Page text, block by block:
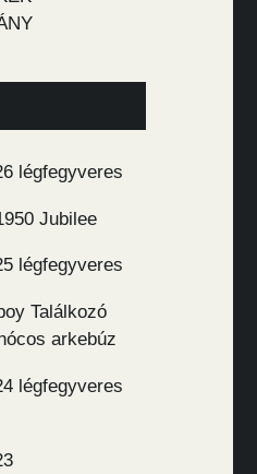
légfegyveres
Jubilee
légfegyveres
Találkozó
arkebúz
légfegyveres